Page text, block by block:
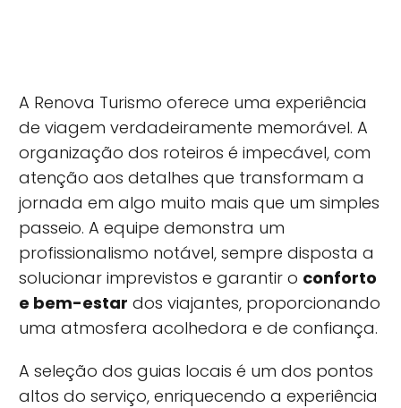
A Renova Turismo oferece uma experiência
de viagem verdadeiramente memorável. A
organização dos roteiros é impecável, com
atenção aos detalhes que transformam a
jornada em algo muito mais que um simples
passeio. A equipe demonstra um
profissionalismo notável, sempre disposta a
solucionar imprevistos e garantir o conforto
e bem-estar dos viajantes, proporcionando
uma atmosfera acolhedora e de confiança.
A seleção dos guias locais é um dos pontos
altos do serviço, enriquecendo a experiência